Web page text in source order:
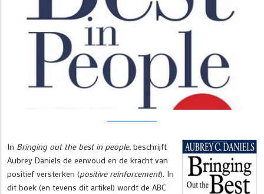
In Bringing out the best in people, beschrijft
Aubrey Daniels de eenvoud en de kracht van
positief versterken (positive reinforcement). In
dit boek (en tevens dit artikel) wordt de ABC